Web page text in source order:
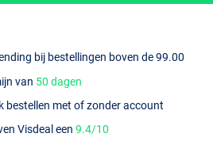
bij bestellingen boven de 99.00
van 50 dagen
bestellen met of zonder account
Visdeal een9.4/10